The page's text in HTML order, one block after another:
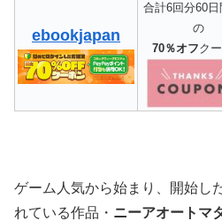
ebookjapan
合計6回分60日
の
70％オフク
ゲーム人気から始まり、開始し
れている作品・ ニーアオートマ